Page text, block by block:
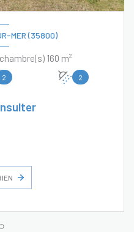
MER (35800)
Maison 6 pièce(s) 5 chambre(s) 160 m²
2 2